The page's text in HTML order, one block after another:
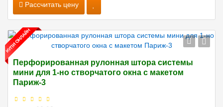
Рассчитать цену
Перфорированная рулонная штора системы
мини для 1-но створчатого окна с макетом
Париж-3